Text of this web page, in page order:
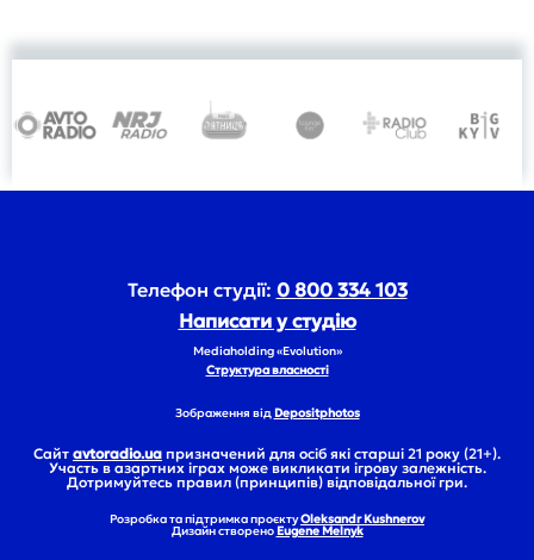
Телефон студії: 0 800 334 103
Написати у студію
Mediaholding «Evolution»
Структура власності
Зображення відDepositphotos
Сайт avtoradio.ua призначений для осіб які старші 21 року (21+).
Участь в азартних іграх може викликати ігрову залежність.
Дотримуйтесь правил (принципів) відповідальної гри.
Розробка та підтримка проєктуOleksandr Kushnerov
Дизайн створеноEugene Melnyk